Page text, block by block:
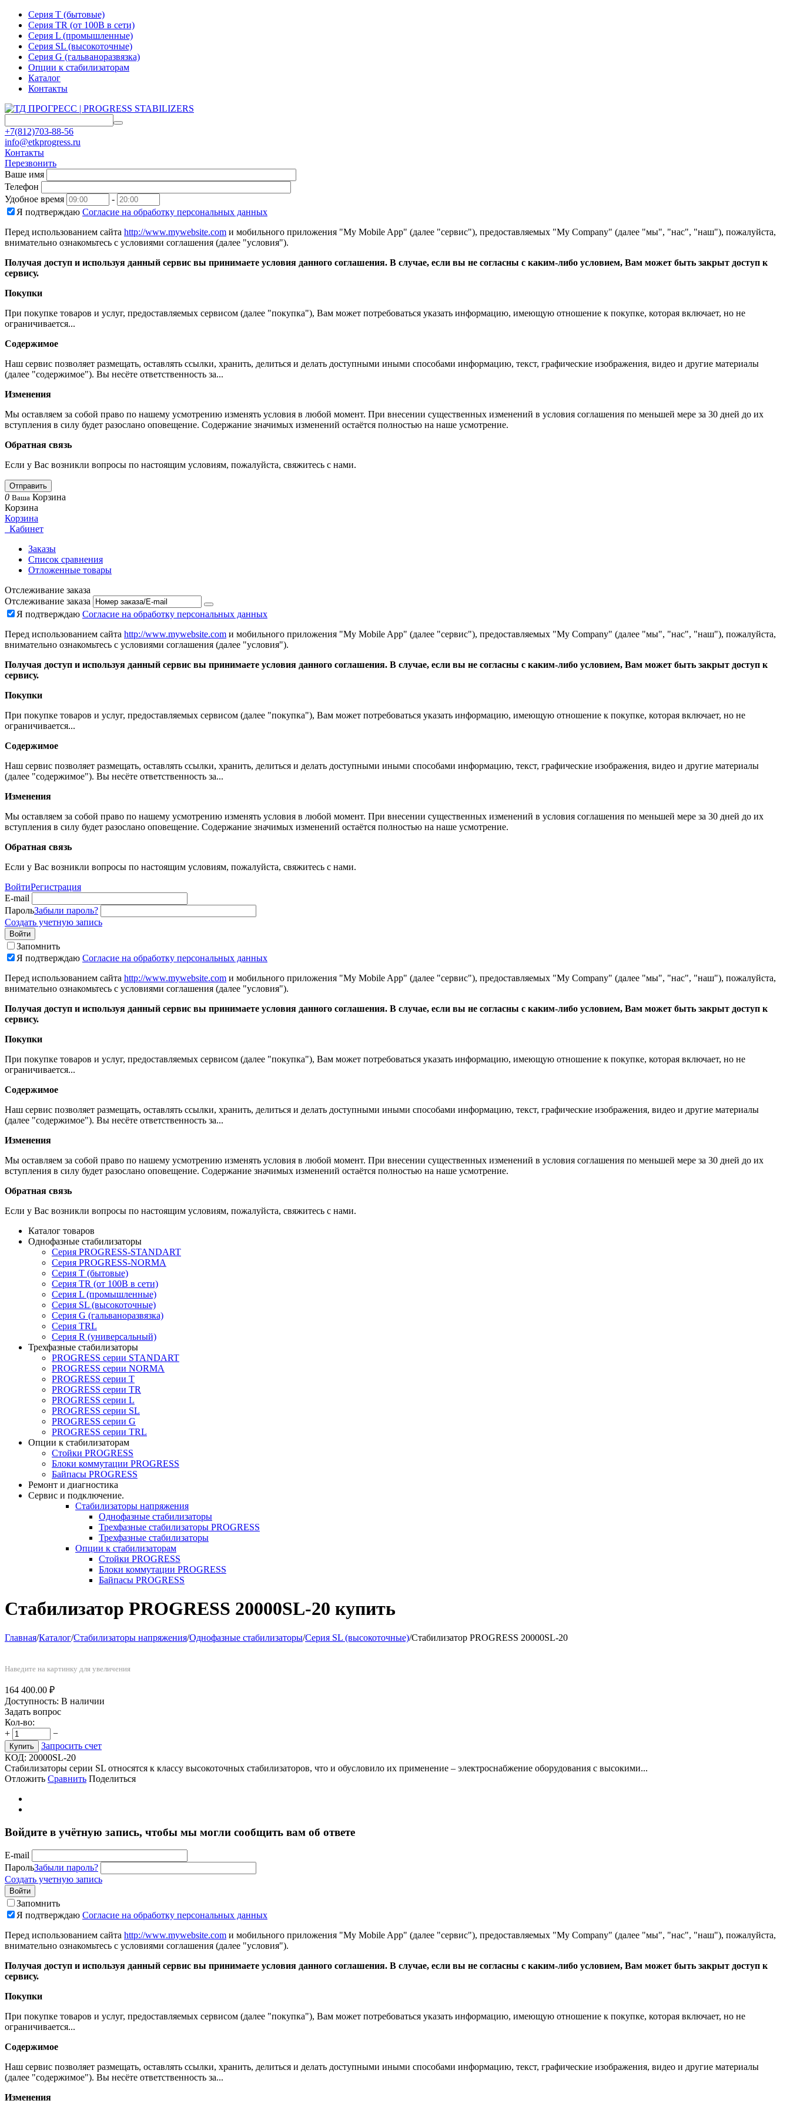
Серия T (бытовые)
Серия TR (от 100В в сети)
Серия L (промышленные)
Серия SL (высокоточные)
Серия G (гальваноразвязка)
Опции к стабилизаторам
Каталог
Контакты
+7(812)703-88-56
info@etkprogress.ru
Контакты
Перезвонить
Ваше имя
Телефон
Удобное время
-
Я подтверждаю Согласие на обработку персональных данных
Перед использованием сайта http://www.mywebsite.com и мобильного приложения "My Mobile App" (далее "сервис"), предоставляемых "My Company" (далее "мы", "нас", "наш"), пожалуйста,
внимательно ознакомьтесь с условиями соглашения (далее "условия").
Получая доступ и используя данный сервис вы принимаете условия данного соглашения. В случае, если вы не согласны с каким-либо условием, Вам может быть закрыт доступ к
сервису.
Покупки
При покупке товаров и услуг, предоставляемых сервисом (далее "покупка"), Вам может потребоваться указать информацию, имеющую отношение к покупке, которая включает, но не
ограничивается...
Содержимое
Наш сервис позволяет размещать, оставлять ссылки, хранить, делиться и делать доступными иными способами информацию, текст, графические изображения, видео и другие материалы
(далее "содержимое"). Вы несёте ответственность за...
Изменения
Мы оставляем за собой право по нашему усмотрению изменять условия в любой момент. При внесении существенных изменений в условия соглашения по меньшей мере за 30 дней до их
вступления в силу будет разослано оповещение. Содержание значимых изменений остаётся полностью на наше усмотрение.
Обратная связь
Если у Вас возникли вопросы по настоящим условиям, пожалуйста, свяжитесь с нами.
Отправить
0 Ваша Корзина
Корзина
Корзина
Кабинет
Заказы
Список сравнения
Отложенные товары
Отслеживание заказа
Отслеживание заказа
Я подтверждаю Согласие на обработку персональных данных
Перед использованием сайта http://www.mywebsite.com и мобильного приложения "My Mobile App" (далее "сервис"), предоставляемых "My Company" (далее "мы", "нас", "наш"), пожалуйста,
внимательно ознакомьтесь с условиями соглашения (далее "условия").
Получая доступ и используя данный сервис вы принимаете условия данного соглашения. В случае, если вы не согласны с каким-либо условием, Вам может быть закрыт доступ к
сервису.
Покупки
При покупке товаров и услуг, предоставляемых сервисом (далее "покупка"), Вам может потребоваться указать информацию, имеющую отношение к покупке, которая включает, но не
ограничивается...
Содержимое
Наш сервис позволяет размещать, оставлять ссылки, хранить, делиться и делать доступными иными способами информацию, текст, графические изображения, видео и другие материалы
(далее "содержимое"). Вы несёте ответственность за...
Изменения
Мы оставляем за собой право по нашему усмотрению изменять условия в любой момент. При внесении существенных изменений в условия соглашения по меньшей мере за 30 дней до их
вступления в силу будет разослано оповещение. Содержание значимых изменений остаётся полностью на наше усмотрение.
Обратная связь
Если у Вас возникли вопросы по настоящим условиям, пожалуйста, свяжитесь с нами.
ВойтиРегистрация
E-mail
ПарольЗабыли пароль?
Создать учетную запись
Войти
Запомнить
Я подтверждаю Согласие на обработку персональных данных
Перед использованием сайта http://www.mywebsite.com и мобильного приложения "My Mobile App" (далее "сервис"), предоставляемых "My Company" (далее "мы", "нас", "наш"), пожалуйста,
внимательно ознакомьтесь с условиями соглашения (далее "условия").
Получая доступ и используя данный сервис вы принимаете условия данного соглашения. В случае, если вы не согласны с каким-либо условием, Вам может быть закрыт доступ к
сервису.
Покупки
При покупке товаров и услуг, предоставляемых сервисом (далее "покупка"), Вам может потребоваться указать информацию, имеющую отношение к покупке, которая включает, но не
ограничивается...
Содержимое
Наш сервис позволяет размещать, оставлять ссылки, хранить, делиться и делать доступными иными способами информацию, текст, графические изображения, видео и другие материалы
(далее "содержимое"). Вы несёте ответственность за...
Изменения
Мы оставляем за собой право по нашему усмотрению изменять условия в любой момент. При внесении существенных изменений в условия соглашения по меньшей мере за 30 дней до их
вступления в силу будет разослано оповещение. Содержание значимых изменений остаётся полностью на наше усмотрение.
Обратная связь
Если у Вас возникли вопросы по настоящим условиям, пожалуйста, свяжитесь с нами.
Каталог товаров
Однофазные стабилизаторы
Серия PROGRESS-STANDART
Серия PROGRESS-NORMA
Серия T (бытовые)
Серия TR (от 100В в сети)
Серия L (промышленные)
Серия SL (высокоточные)
Серия G (гальваноразвязка)
Серия TRL
Серия R (универсальный)
Трехфазные стабилизаторы
PROGRESS cерии STANDART
PROGRESS cерии NORMA
PROGRESS серии Т
PROGRESS серии ТR
PROGRESS серии L
PROGRESS серии SL
PROGRESS серии G
PROGRESS серии TRL
Опции к стабилизаторам
Стойки PROGRESS
Блоки коммутации PROGRESS
Байпасы PROGRESS
Ремонт и диагностика
Сервис и подключение.
Стабилизаторы напряжения
Однофазные стабилизаторы
Трехфазные стабилизаторы PROGRESS
Трехфазные стабилизаторы
Опции к стабилизаторам
Стойки PROGRESS
Блоки коммутации PROGRESS
Байпасы PROGRESS
Стабилизатор PROGRESS 20000SL-20 купить
Главная/Каталог/Стабилизаторы напряжения/Однофазные стабилизаторы/Серия SL (высокоточные)/Стабилизатор PROGRESS 20000SL-20
Наведите на картинку для увеличения
164 400.00 ₽
Доступность: В наличии
Задать вопрос
Кол-во:
+
−
Купить
Запросить счет
КОД: 20000SL-20
Стабилизаторы серии SL относятся к класcу высокоточных стабилизаторов, что и обусловило их применение – электроснабжение оборудования с высокими...
Отложить Сравнить Поделиться
Войдите в учётную запись, чтобы мы могли сообщить вам об ответе
E-mail
ПарольЗабыли пароль?
Создать учетную запись
Войти
Запомнить
Я подтверждаю Согласие на обработку персональных данных
Перед использованием сайта http://www.mywebsite.com и мобильного приложения "My Mobile App" (далее "сервис"), предоставляемых "My Company" (далее "мы", "нас", "наш"), пожалуйста,
внимательно ознакомьтесь с условиями соглашения (далее "условия").
Получая доступ и используя данный сервис вы принимаете условия данного соглашения. В случае, если вы не согласны с каким-либо условием, Вам может быть закрыт доступ к
сервису.
Покупки
При покупке товаров и услуг, предоставляемых сервисом (далее "покупка"), Вам может потребоваться указать информацию, имеющую отношение к покупке, которая включает, но не
ограничивается...
Содержимое
Наш сервис позволяет размещать, оставлять ссылки, хранить, делиться и делать доступными иными способами информацию, текст, графические изображения, видео и другие материалы
(далее "содержимое"). Вы несёте ответственность за...
Изменения